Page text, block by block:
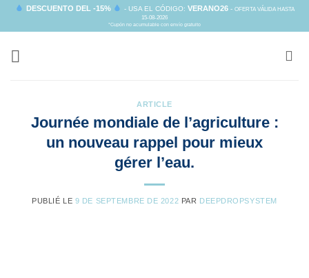
PasserDESCUENTO DEL -15% - USA EL CÓDIGO: VERANO26- OFERTA VÁLIDA HASTA
15-08-2026
*Cupón no acumulable con envío gratuito
ARTICLE
Journée mondiale de l’agriculture :
un nouveau rappel pour mieux
gérer l’eau.
PUBLIÉ LE 9 DE SEPTEMBRE DE 2022 PAR DEEPDROPSYSTEM